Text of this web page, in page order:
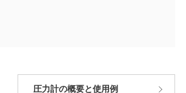
圧力計の概要と使用例